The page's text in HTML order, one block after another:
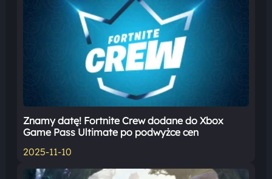
Znamy datę! Fortnite Crew dodane do Xbox
Game Pass Ultimate po podwyżce cen
2025-11-10